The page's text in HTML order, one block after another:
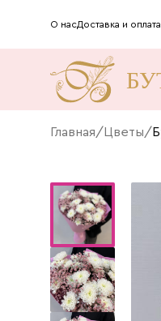
О насДоставка и оплата
Главная/ Цветы/